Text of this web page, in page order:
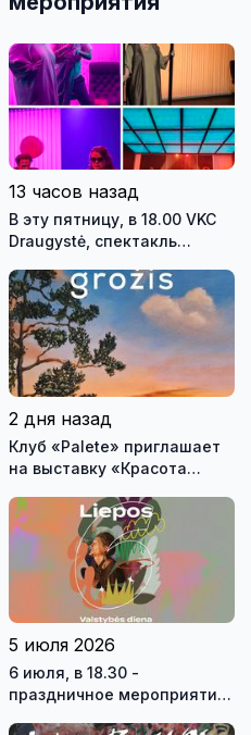
13 часов назад
В эту пятницу, в 18.00 VKC
Draugystė, спектакль
театра - Михаил Дурненков
«Дива» реж. Тадас
Монтримас
2 дня назад
Клуб «Palete» приглашает
на выставку «Красота
5 июля 2026
6 июля, в 18.30 -
праздничное мероприятие